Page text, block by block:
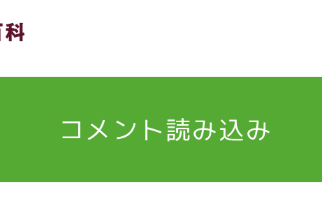
コメント読み込み